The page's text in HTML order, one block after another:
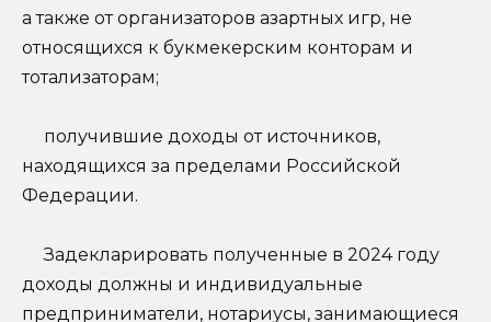
а также от организаторов азартных игр, не
относящихся к букмекерским конторам и
тотализаторам;
получившие доходы от источников,
находящихся за пределами Российской
Федерации.
Задекларировать полученные в 2024 году
доходы должны и индивидуальные
предприниматели, нотариусы, занимающиеся